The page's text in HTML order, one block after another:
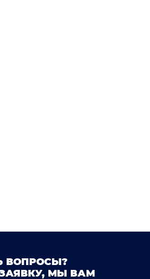
ВОПРОСЫ?
МЫ ВАМ